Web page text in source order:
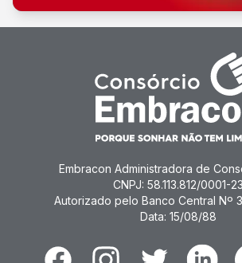
Embracon Administradora de
CNPJ: 58.113.812/0001-23
Autorizado pelo Banco Central Nº
Data: 15/08/88
FacebookInstagramTwitter Linkedin